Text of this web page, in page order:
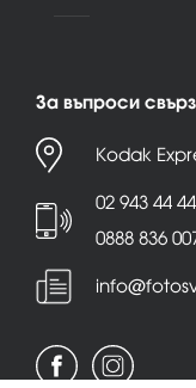
За въпроси
Kodak
02 943 44 44
0888 836